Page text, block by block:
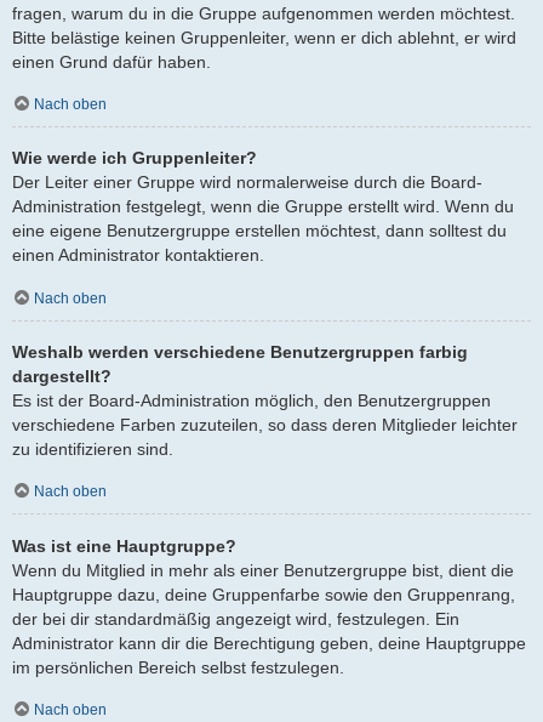
fragen, warum du in die Gruppe aufgenommen werden möchtest.
Bitte belästige keinen Gruppenleiter, wenn er dich ablehnt, er wird
einen Grund dafür haben.
Nach oben
Wie werde ich Gruppenleiter?
Der Leiter einer Gruppe wird normalerweise durch die Board-
Administration festgelegt, wenn die Gruppe erstellt wird. Wenn du
eine eigene Benutzergruppe erstellen möchtest, dann solltest du
einen Administrator kontaktieren.
Nach oben
Weshalb werden verschiedene Benutzergruppen farbig
dargestellt?
Es ist der Board-Administration möglich, den Benutzergruppen
verschiedene Farben zuzuteilen, so dass deren Mitglieder leichter
zu identifizieren sind.
Nach oben
Was ist eine Hauptgruppe?
Wenn du Mitglied in mehr als einer Benutzergruppe bist, dient die
Hauptgruppe dazu, deine Gruppenfarbe sowie den Gruppenrang,
der bei dir standardmäßig angezeigt wird, festzulegen. Ein
Administrator kann dir die Berechtigung geben, deine Hauptgruppe
im persönlichen Bereich selbst festzulegen.
Nach oben